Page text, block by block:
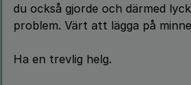
du också gjorde och därmed
problem. Värt att lägga på
Ha en trevlig helg.